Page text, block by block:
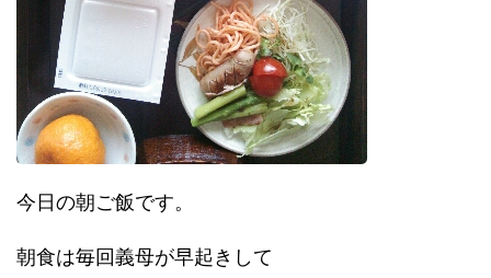
今日の朝ご飯です。
朝食は毎回義母が早起きして